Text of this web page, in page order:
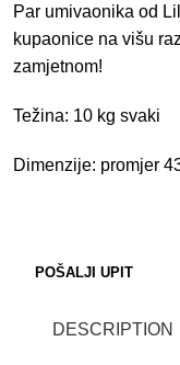
Par umivaonika od
kupaonice na višu
zamjetnom!
Težina: 10 kg svaki
Dimenzije: promjer
POŠALJI UPIT
DESCRIPTION